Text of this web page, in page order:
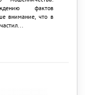
фактов
внимание, что в